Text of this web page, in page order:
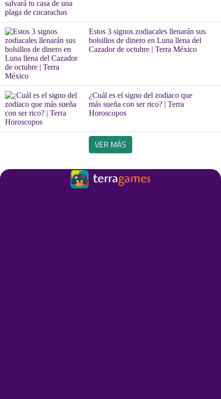
Estos 3 signos zodiacales llenarán sus
bolsillos de dinero en Luna llena del
Cazador de octubre | Terra México
¿Cuál es el signo del zodiaco que
más sueña con ser rico? | Terra
Horoscopos
VER MÁS